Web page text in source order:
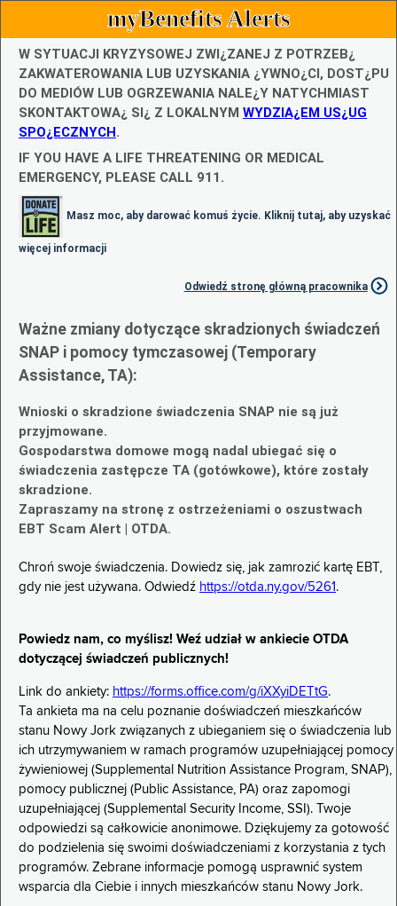
myBenefits Alerts
W SYTUACJI KRYZYSOWEJ ZWI¿ZANEJ Z POTRZEB¿
ZAKWATEROWANIA LUB UZYSKANIA ¿YWNO¿CI, DOST¿PU
DO MEDIÓW LUB OGRZEWANIA NALE¿Y NATYCHMIAST
SKONTAKTOWA¿ SI¿ Z LOKALNYM WYDZIA¿EM US¿UG
SPO¿ECZNYCH.
IF YOU HAVE A LIFE THREATENING OR MEDICAL
EMERGENCY, PLEASE CALL 911.
Masz moc, aby darować komuś życie. Kliknij tutaj, aby uzyskać
więcej informacji
Odwiedź stronę główną pracownika
Ważne zmiany dotyczące skradzionych świadczeń
SNAP i pomocy tymczasowej (Temporary
Assistance, TA):
Wnioski o skradzione świadczenia SNAP nie są już
przyjmowane.
Gospodarstwa domowe mogą nadal ubiegać się o
świadczenia zastępcze TA (gotówkowe), które zostały
skradzione.
Zapraszamy na stronę z ostrzeżeniami o oszustwach
EBT Scam Alert | OTDA.
Chroń swoje świadczenia. Dowiedz się, jak zamrozić kartę EBT,
gdy nie jest używana. Odwiedź https://otda.ny.gov/5261 .
Powiedz nam, co myślisz! Weź udział w ankiecie OTDA
dotyczącej świadczeń publicznych!
Link do ankiety: https://forms.office.com/g/iXXyiDETtG.
Ta ankieta ma na celu poznanie doświadczeń mieszkańców
stanu Nowy Jork związanych z ubieganiem się o świadczenia lub
ich utrzymywaniem w ramach programów uzupełniającej pomocy
żywieniowej (Supplemental Nutrition Assistance Program, SNAP),
pomocy publicznej (Public Assistance, PA) oraz zapomogi
uzupełniającej (Supplemental Security Income, SSI). Twoje
odpowiedzi są całkowicie anonimowe. Dziękujemy za gotowość
do podzielenia się swoimi doświadczeniami z korzystania z tych
programów. Zebrane informacje pomogą usprawnić system
wsparcia dla Ciebie i innych mieszkańców stanu Nowy Jork.